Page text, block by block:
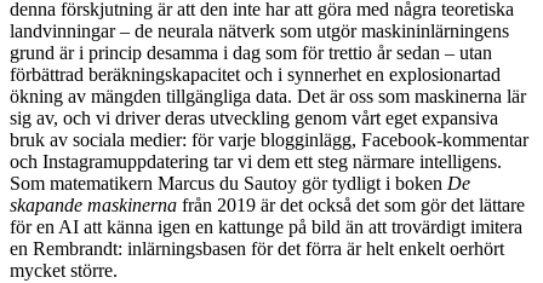
denna förskjutning är att den inte har att göra med några teoretiska
landvinningar – de neurala nätverk som utgör maskininlärningens
grund är i princip desamma i dag som för trettio år sedan – utan
förbättrad beräkningskapacitet och i synnerhet en explosionartad
ökning av mängden tillgängliga data. Det är oss som maskinerna lär
sig av, och vi driver deras utveckling genom vårt eget expansiva
bruk av sociala medier: för varje blogginlägg, Facebook-kommentar
och Instagramuppdatering tar vi dem ett steg närmare intelligens.
Som matematikern Marcus du Sautoy gör tydligt i boken De
skapande maskinerna från 2019 är det också det som gör det lättare
för en AI att känna igen en kattunge på bild än att trovärdigt imitera
en Rembrandt: inlärningsbasen för det förra är helt enkelt oerhört
mycket större.